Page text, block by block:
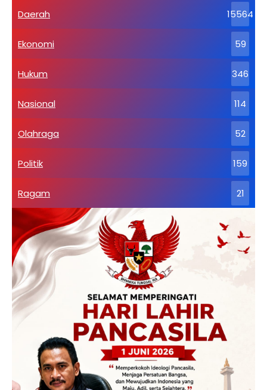
Daerah 15564
Ekonomi 59
Hukum 346
Nasional 114
Olahraga 52
Politik 159
Ragam 21